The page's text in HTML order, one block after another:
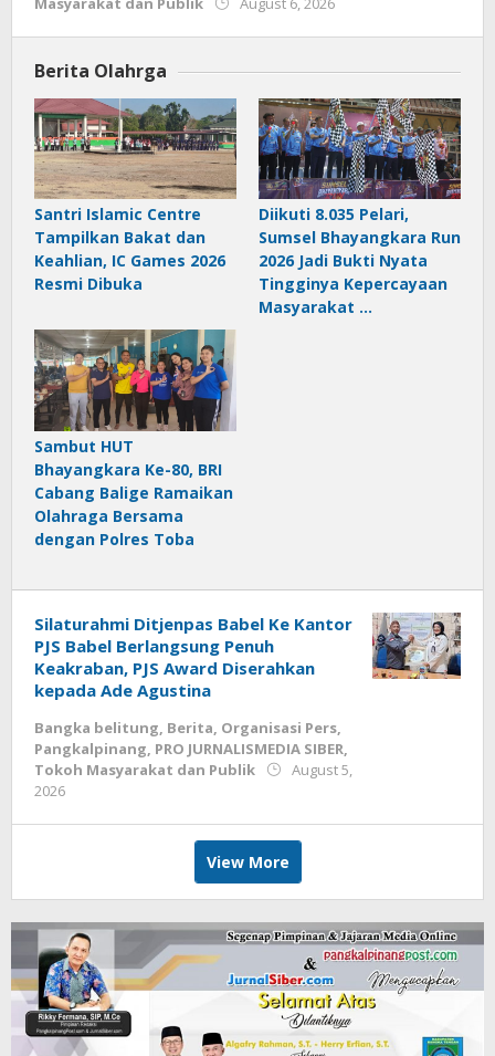
Berita Olahrga
Santri Islamic Centre
Tampilkan Bakat dan
Keahlian, IC Games 2026
Resmi Dibuka
Diikuti 8.035 Pelari,
Sumsel Bhayangkara Run
2026 Jadi Bukti Nyata
Tingginya Kepercayaan
Masyarakat …
Sambut HUT
Bhayangkara Ke-80, BRI
Cabang Balige Ramaikan
Olahraga Bersama
dengan Polres Toba
Silaturahmi Ditjenpas Babel Ke Kantor
PJS Babel Berlangsung Penuh
Keakraban, PJS Award Diserahkan
kepada Ade Agustina
Bangka belitung, Berita, Organisasi Pers,
Pangkalpinang, PRO JURNALISMEDIA SIBER,
Tokoh Masyarakat dan Publik
August 5,
2026
View More